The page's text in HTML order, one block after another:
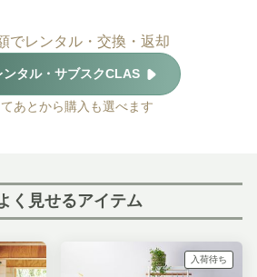
でレンタル・交換・返却
ンタル・サブスクCLAS
あとから購入も選べます
く見せるアイテム
入荷待ち